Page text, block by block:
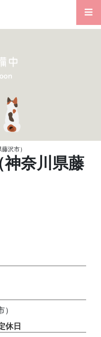
沢市）
奈川県藤
休日